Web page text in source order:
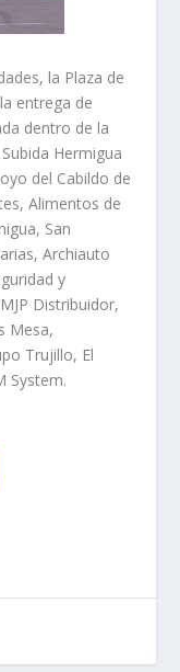
la Plaza de
entrega de
dentro de la
Hermigua
del Cabildo de
Alimentos de
San
Archiauto
y
Distribuidor,
Mesa,
Trujillo, El
System.